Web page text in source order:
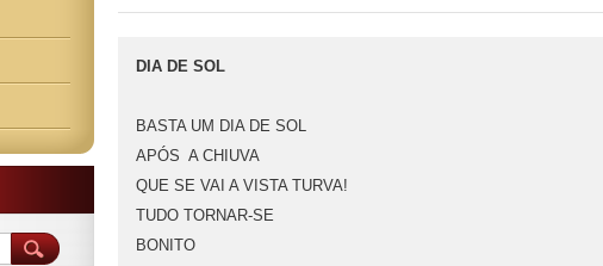
DIA DE SOL
BASTA UM DIA DE SOL
APÓS A CHIUVA
QUE SE VAI A VISTA TURVA!
TUDO TORNAR-SE
BONITO